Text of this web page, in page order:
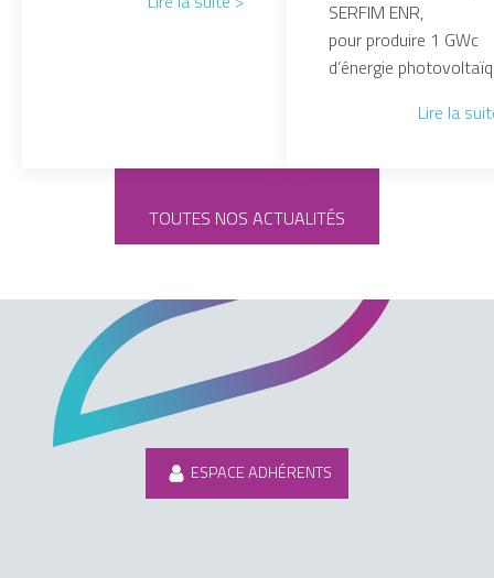
SERFIM ENR,
pour produire 1 GWc
d’énergie
Lire la
TOUTES NOS ACTUALITÉS
ESPACE ADHÉRENTS